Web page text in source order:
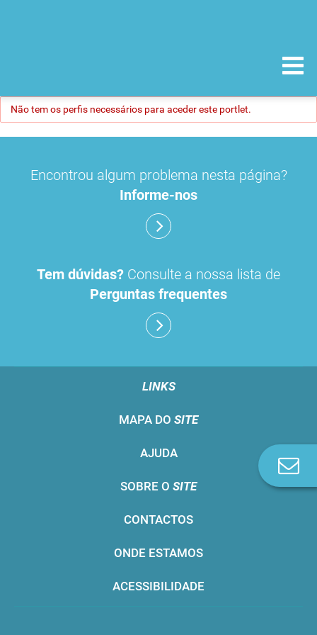
Não tem os perfis necessários para aceder este portlet.
Encontrou algum problema nesta página?
Informe-nos
Tem dúvidas? Consulte a nossa lista de
Perguntas frequentes
LINKS
MAPA DO SITE
AJUDA
SOBRE O SITE
CONTACTOS
ONDE ESTAMOS
ACESSIBILIDADE